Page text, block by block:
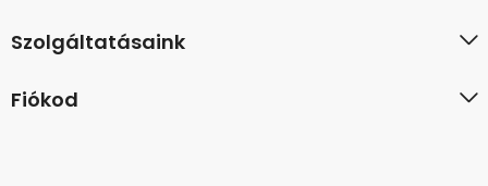
Szolgáltatásaink
Fiókod